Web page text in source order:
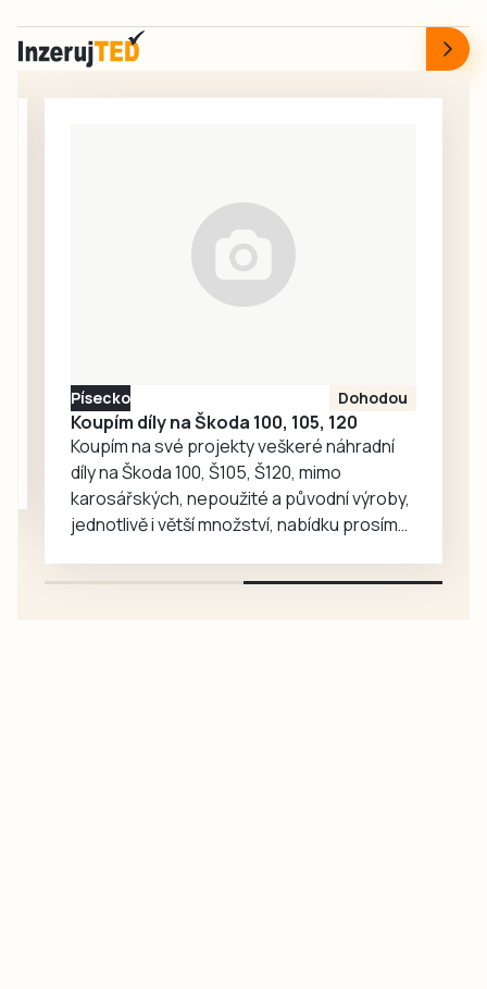
příběhy. Nad vším
ale tentokrát ještě
výrazněji
případy vloupání, k
jednomu došlo ve
Strakonicích, k
Písecko Dohodou
Koupím díly na Škoda 100, 105, 120
Koupím na své projekty veškeré náhradní
díly na Škoda 100, Š105, Š120, mimo
karosářských, nepoužité a původní výroby,
jednotlivě i větší množství, nabídku prosím